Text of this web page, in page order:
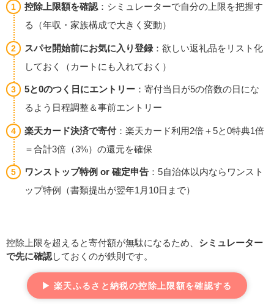
控除上限額を確認 ：シミュレーターで自分の上限を把握す
る（年収・家族構成で大きく変動）
スパセ開始前にお気に入り登録：欲しい返礼品をリスト化
しておく（カートにも入れておく）
5と0のつく日にエントリー ：寄付当日が5の倍数の日にな
るよう日程調整＆事前エントリー
楽天カード決済で寄付：楽天カード利用2倍＋5と0特典1倍
＝合計3倍（3%）の還元を確保
ワンストップ特例 or 確定申告 ：5自治体以内ならワンスト
ップ特例（書類提出が翌年1月10日まで）
控除上限を超えると寄付額が無駄になるため、 シミュレーター
で先に確認 しておくのが鉄則です。
▶ 楽天ふるさと納税の控除上限額を確認する